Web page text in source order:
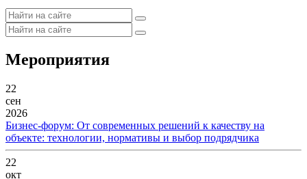
Мероприятия
22
сен
2026
Бизнес-форум: От современных решений к качеству на
объекте: технологии, нормативы и выбор подрядчика
22
окт